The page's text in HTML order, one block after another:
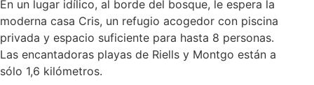
En un lugar idílico, al borde del bosque, le espera la
moderna casa Cris, un refugio acogedor con piscina
privada y espacio suficiente para hasta 8 personas.
Las encantadoras playas de Riells y Montgo están a
sólo 1,6 kilómetros.